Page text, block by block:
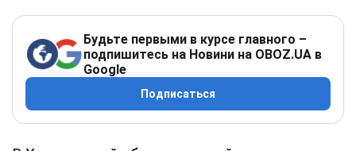
Будьте первыми в курсе главного –
подпишитесь на Новини на OBOZ.UA в
Google
Подписаться